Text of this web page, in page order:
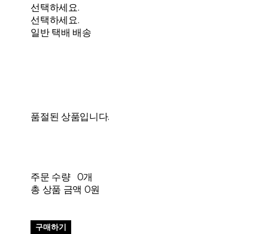
선택하세요.
선택하세요.
일반 택배 배송
품절된 상품입니다.
주문 수량
0개
총 상품 금액 0원
구매하기